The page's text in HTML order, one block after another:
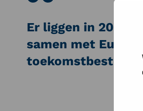
Er liggen in 2026
samen met